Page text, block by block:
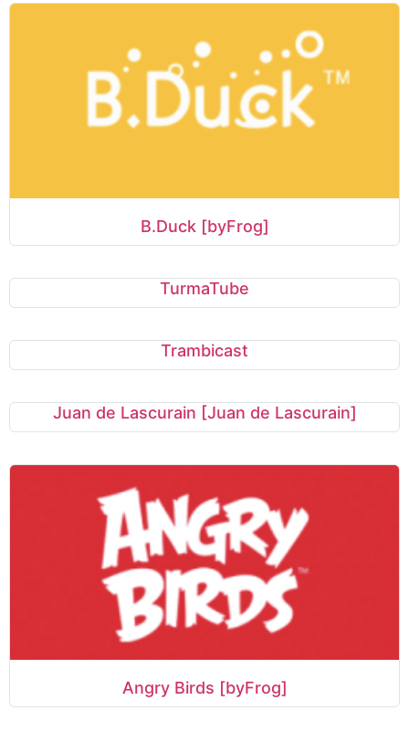
B.Duck [byFrog]
TurmaTube
Trambicast
Juan de Lascurain [Juan de Lascurain]
Angry Birds [byFrog]